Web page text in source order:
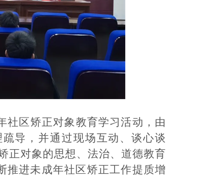
社区矫正对象教育学习活动，由
导，并通过现场互动、谈心谈
正对象的思想、法治、道德教育
推进未成年社区矫正工作提质增